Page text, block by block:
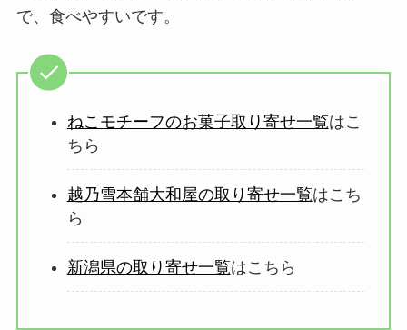
で、食べやすいです。
ねこモチーフのお菓子取り寄せ一覧はこ
ちら
越乃雪本舗大和屋の取り寄せ一覧はこち
ら
新潟県の取り寄せ一覧はこちら